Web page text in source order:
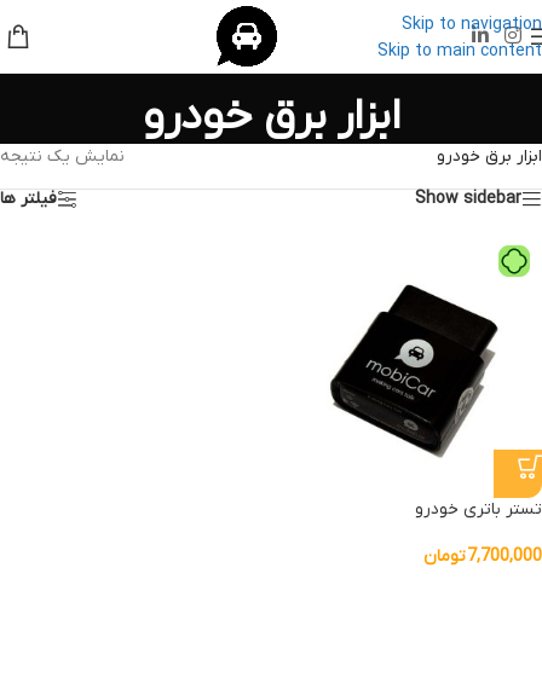
Skip to navigation
Skip to main content
ابزار برق خودرو
ابزار برق خودرو
نمایش یک نتیجه
Show sidebar
فیلتر ها
تستر باتری خودرو
7,700,000تومان